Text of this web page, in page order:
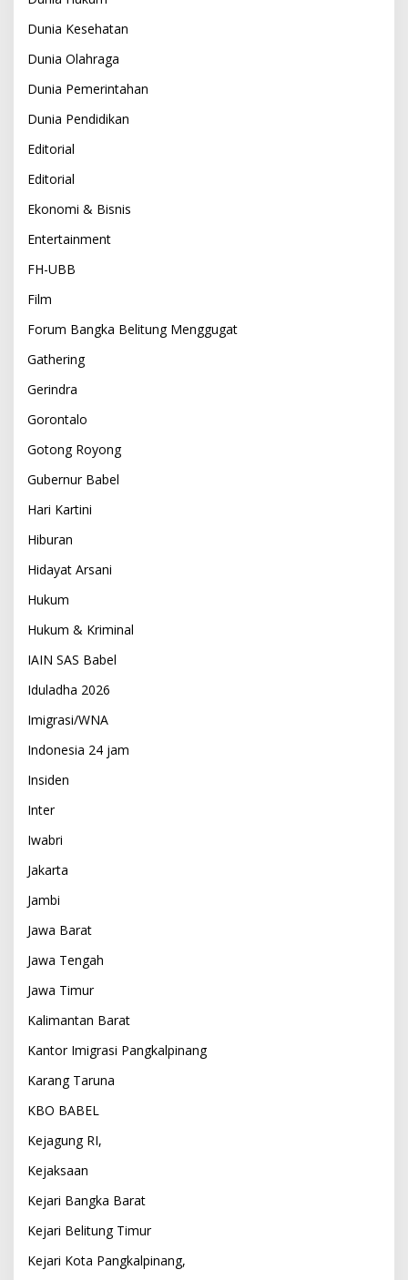
Dunia Kesehatan
Dunia Olahraga
Dunia Pemerintahan
Dunia Pendidikan
Editorial
Editorial
Ekonomi & Bisnis
Entertainment
FH-UBB
Film
Forum Bangka Belitung Menggugat
Gathering
Gerindra
Gorontalo
Gotong Royong
Gubernur Babel
Hari Kartini
Hiburan
Hidayat Arsani
Hukum
Hukum & Kriminal
IAIN SAS Babel
Iduladha 2026
Imigrasi/WNA
Indonesia 24 jam
Insiden
Inter
Iwabri
Jakarta
Jambi
Jawa Barat
Jawa Tengah
Jawa Timur
Kalimantan Barat
Kantor Imigrasi Pangkalpinang
Karang Taruna
KBO BABEL
Kejagung RI,
Kejaksaan
Kejari Bangka Barat
Kejari Belitung Timur
Kejari Kota Pangkalpinang,